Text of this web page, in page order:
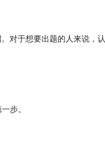
对于想要出题的人来说，认
步。